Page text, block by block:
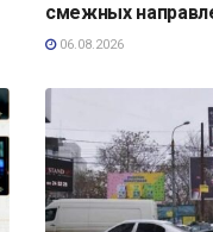
смежных
06.08.2026